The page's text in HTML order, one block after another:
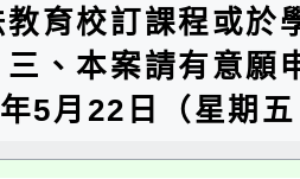
育校訂課程或於
、本案請有意願
5月22日（星期五